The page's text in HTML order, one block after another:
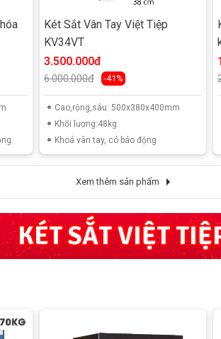
Két Sắt Vân Tay Việt Tiệp
KV34VT
3.500.000đ
6.000.000đ -41%
Cao,rộng,sâu: 500x380x400mm
Khối lượng:48kg
Khoá vân tay, có báo động
Xem thêm sản phẩm
KÉT SẮT VIỆT